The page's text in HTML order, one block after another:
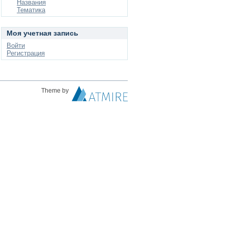
Названия
Тематика
Моя учетная запись
Войти
Регистрация
Theme by